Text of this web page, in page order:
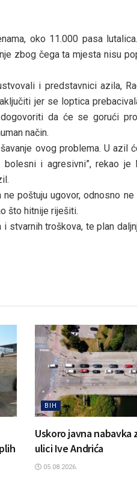
oko 11.000 pasa
zbog čega ta mjesta nisu
i predstavnici azila,
jer se loptica
da će se gorući
način.
ovog problema. U azil
bolesni i agresivni”, rekao
poštuju ugovor, odnosno
što hitnije riješiti.
stvarnih troškova, te plan
BIH
Uskoro javna nabavka
ulici Ive Andrića
05.08.2026.